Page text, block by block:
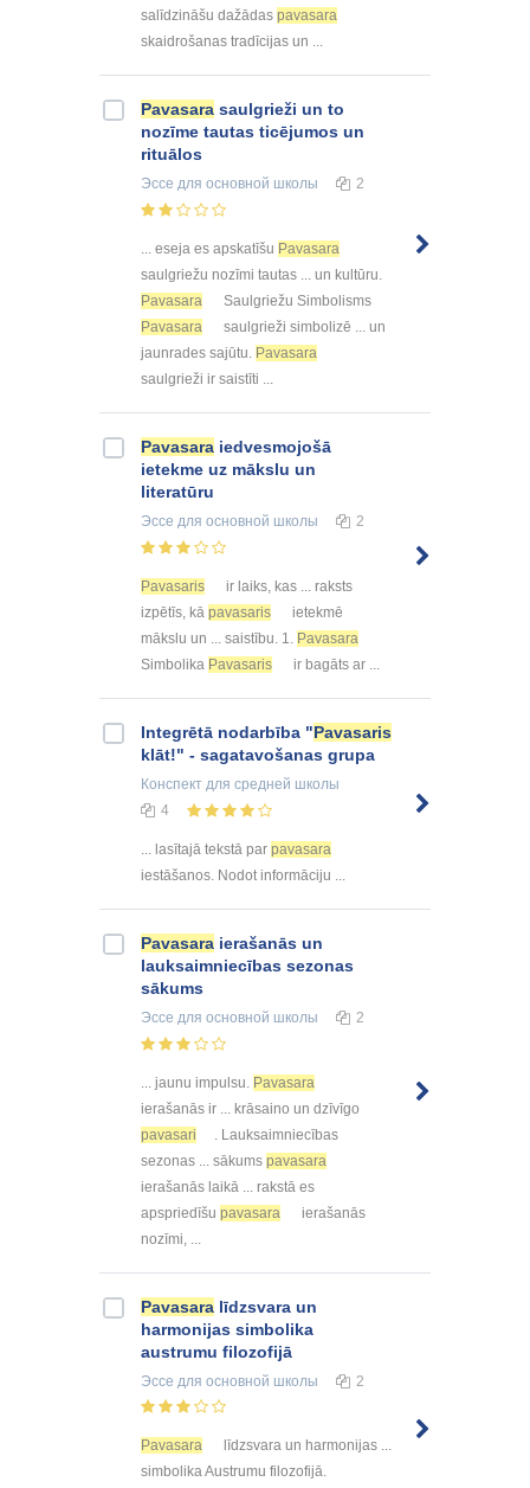
salīdzināšu dažādas pavasara
skaidrošanas tradīcijas un ...
Pavasara saulgrieži un to
nozīme tautas ticējumos un
rituālos
Эссе для основной школы 2
... eseja es apskatīšu Pavasara
saulgriežu nozīmi tautas ... un kultūru.
Pavasara
Saulgriežu Simbolisms
Pavasara
saulgrieži simbolizē ... un
jaunrades sajūtu. Pavasara
saulgrieži ir saistīti ...
Pavasara iedvesmojošā
ietekme uz mākslu un
literatūru
Эссе для основной школы 2
Pavasaris
ir laiks, kas ... raksts
izpētīs, kā pavasaris
ietekmē
mākslu un ... saistību. 1. Pavasara
Simbolika Pavasaris ir bagāts ar ...
Integrētā nodarbība "Pavasaris
klāt!" - sagatavošanas grupa
Конспект для средней школы
4
... lasītajā tekstā par pavasara
iestāšanos. Nodot informāciju ...
Pavasara ierašanās un
lauksaimniecības sezonas
sākums
Эссе для основной школы 2
... jaunu impulsu. Pavasara
ierašanās ir ... krāsaino un dzīvīgo
pavasari
. Lauksaimniecības
sezonas ... sākums pavasara
ierašanās laikā ... rakstā es
apspriedīšu pavasara
ierašanās
nozīmi, ...
Pavasara līdzsvara un
harmonijas simbolika
austrumu filozofijā
Эссе для основной школы 2
Pavasara
līdzsvara un harmonijas ...
simbolika Austrumu filozofijā.